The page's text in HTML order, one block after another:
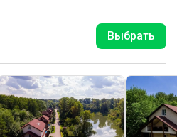
Выбрать